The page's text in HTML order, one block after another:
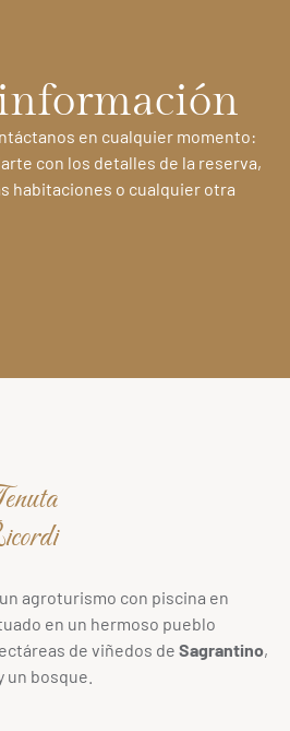
en cualquier momento:
con los detalles de la reserva,
habitaciones o cualquier otra
agroturismo con piscina en
en un hermoso pueblo
de viñedos de Sagrantino,
un bosque.